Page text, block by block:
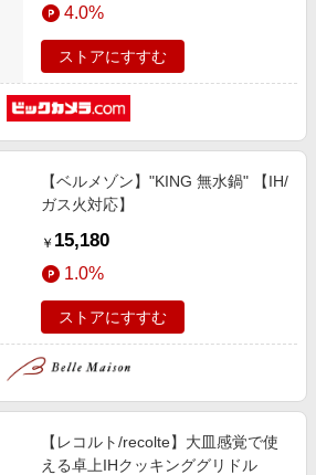
4.0%
ストアにすすむ
【ベルメゾン】"KING 無水鍋" 【IH/
ガス火対応】
￥ 15,180
1.0%
ストアにすすむ
【レコルト/recolte】大皿感覚で使
える卓上IHクッキンググリドル